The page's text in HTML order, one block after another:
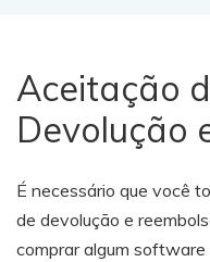
Aceitação
Devolução
É necessário que você
de devolução e
comprar algum software